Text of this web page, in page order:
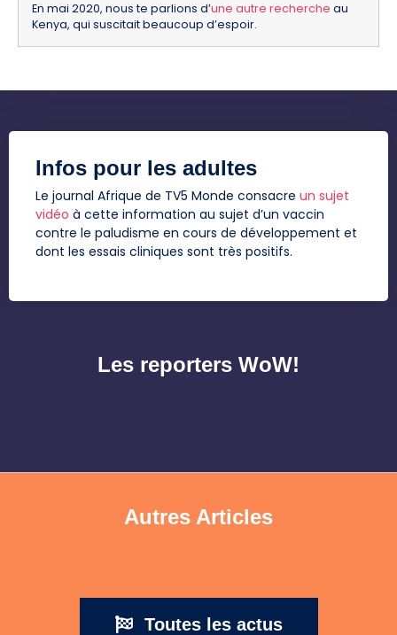
En mai 2020, nous te parlions d’une autre recherche au
Kenya, qui suscitait beaucoup d’espoir.
Infos pour les adultes
Le journal Afrique de TV5 Monde consacre un sujet
vidéo à cette information au sujet d’un vaccin
contre le paludisme en cours de développement et
dont les essais cliniques sont très positifs.
Les reporters WoW!
Autres Articles
Toutes les actus